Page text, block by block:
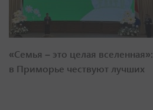
«Семья – это целая вселенная»:
в Приморье чествуют лучших